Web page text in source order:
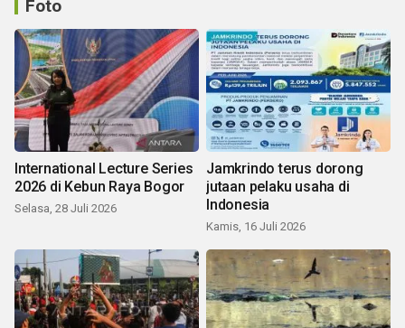
Foto
International Lecture Series
2026 di Kebun Raya Bogor
Selasa, 28 Juli 2026
Jamkrindo terus dorong
jutaan pelaku usaha di
Indonesia
Kamis, 16 Juli 2026